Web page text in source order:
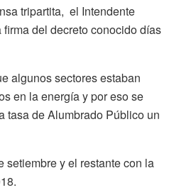
tripartita, el Intendente
del decreto conocido días
algunos sectores estaban
en la energía y por eso se
tasa de Alumbrado Público un
setiembre y el restante con la